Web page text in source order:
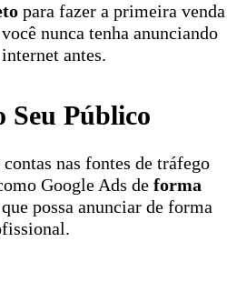
para fazer a primeira venda
nunca tenha anunciando
antes.
Seu Público
nas fontes de tráfego
Google Ads de forma
possa anunciar de forma